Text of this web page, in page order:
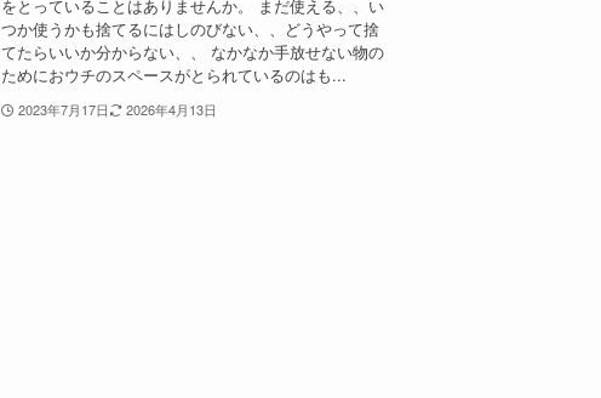
をとっていることはありませんか。 まだ使える、、い
つか使うかも捨てるにはしのびない、、どうやって捨
てたらいいか分からない、、 なかなか手放せない物の
ためにおウチのスペースがとられているのはも...
2023年7月17日 2026年4月13日